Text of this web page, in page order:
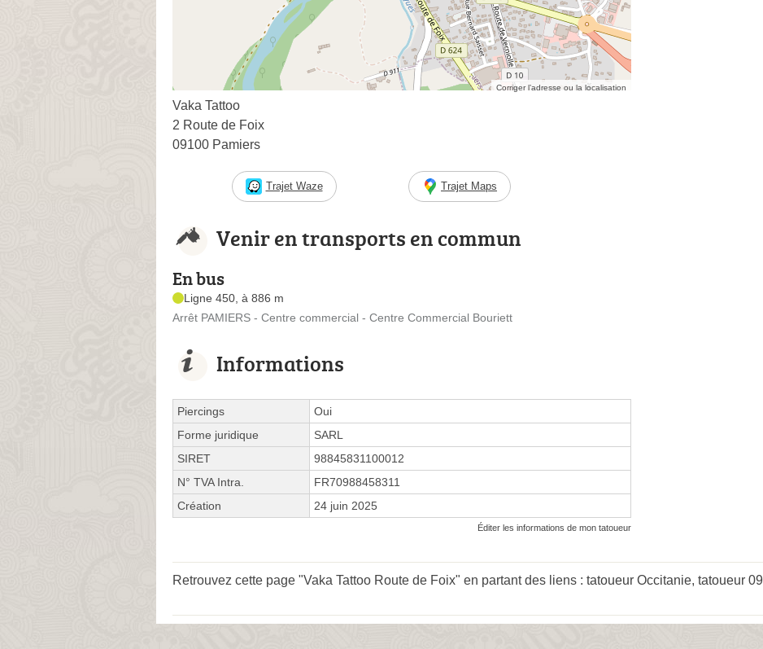
Corriger l’adresse ou la localisation
Vaka Tattoo
2 Route de Foix
09100 Pamiers
Trajet Waze Trajet Maps
Venir en transports en commun
En bus
Ligne 450, à 886 m
Arrêt PAMIERS - Centre commercial - Centre Commercial Bouriett
Informations
Piercings
Oui
Forme juridique
SARL
SIRET
98845831100012
N° TVA Intra.
FR70988458311
Création
24 juin 2025
Éditer les informations de mon tatoueur
Retrouvez cette page "Vaka Tattoo Route de Foix" en partant des liens : tatoueur Occitanie, tatoueur 09